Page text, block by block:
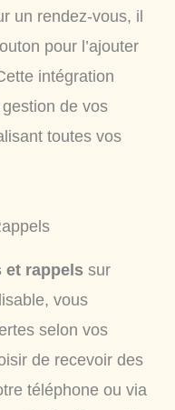
un rendez-vous, il
pour l’ajouter
intégration
de vos
toutes vos
et rappels sur
vous
selon vos
de recevoir des
téléphone ou via